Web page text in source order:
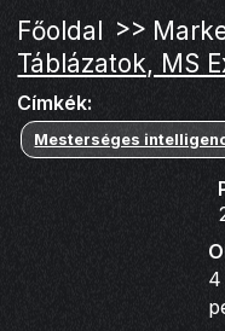
Főoldal >>
Táblázatok, MS
Címkék:
Mesterséges
4